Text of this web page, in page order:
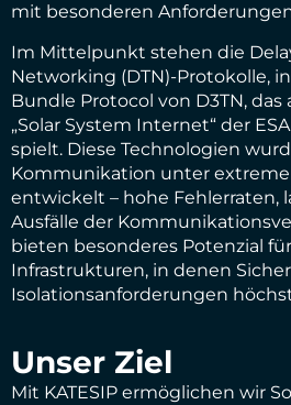
mit besonderen
Im Mittelpunkt stehen die
Networking (DTN)-Protokolle,
Bundle Protocol von D3TN,
„Solar System Internet“ der
spielt. Diese Technologien
Kommunikation unter
entwickelt – hohe Fehlerraten,
Ausfälle der
bieten besonderes Potenzial
Infrastrukturen, in denen
Isolationsanforderungen
Unser Ziel
Mit KATESIP ermöglichen wir